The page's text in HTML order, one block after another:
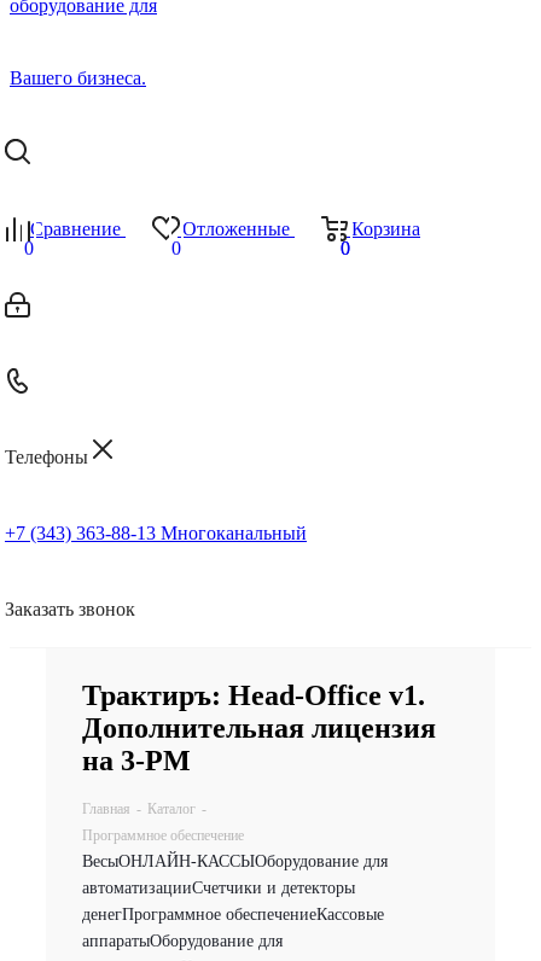
Сравнение
0
Отложенные
0
Корзина
0
0
Телефоны
+7 (343) 363-88-13 Многоканальный
Заказать звонок
Трактиръ: Head-Office v1.
Дополнительная лицензия
на 3-РМ
Главная - Каталог -
Программное обеспечение
ВесыОНЛАЙН-КАССЫОборудование для
автоматизацииСчетчики и детекторы
денегПрограммное обеспечениеКассовые
аппаратыОборудование для